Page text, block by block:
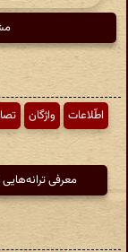
اطّلاعات واژگان
معرفی